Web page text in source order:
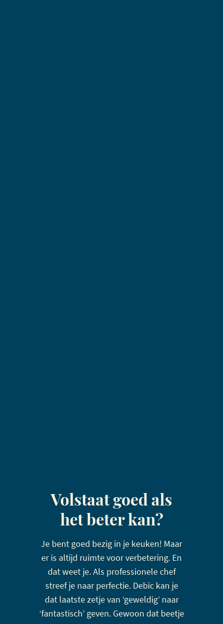
Volstaat goed als
het beter kan?
Je bent goed bezig in je keuken! Maar
er is altijd ruimte voor verbetering. En
dat weet je. Als professionele chef
streef je naar perfectie. Debic kan je
dat laatste zetje van ‘geweldig’ naar
‘fantastisch’ geven. Gewoon dat beetje